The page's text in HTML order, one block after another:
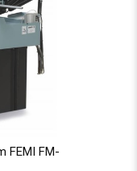
FEMI FM-